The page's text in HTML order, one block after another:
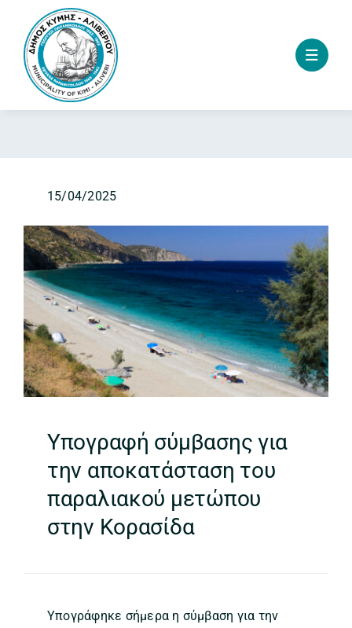
content
15/04/2025
Υπογραφή σύμβασης για
την αποκατάσταση του
παραλιακού μετώπου
στην Κορασίδα
Υπογράφηκε σήμερα η σύμβαση για την